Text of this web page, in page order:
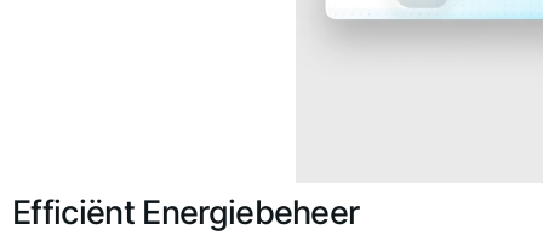
Efficiënt Energiebeheer